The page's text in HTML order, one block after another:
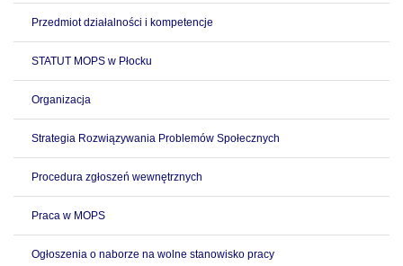
Przedmiot działalności i kompetencje
STATUT MOPS w Płocku
Organizacja
Strategia Rozwiązywania Problemów Społecznych
Procedura zgłoszeń wewnętrznych
Praca w MOPS
Ogłoszenia o naborze na wolne stanowisko pracy